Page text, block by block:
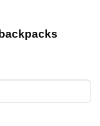
backpacks